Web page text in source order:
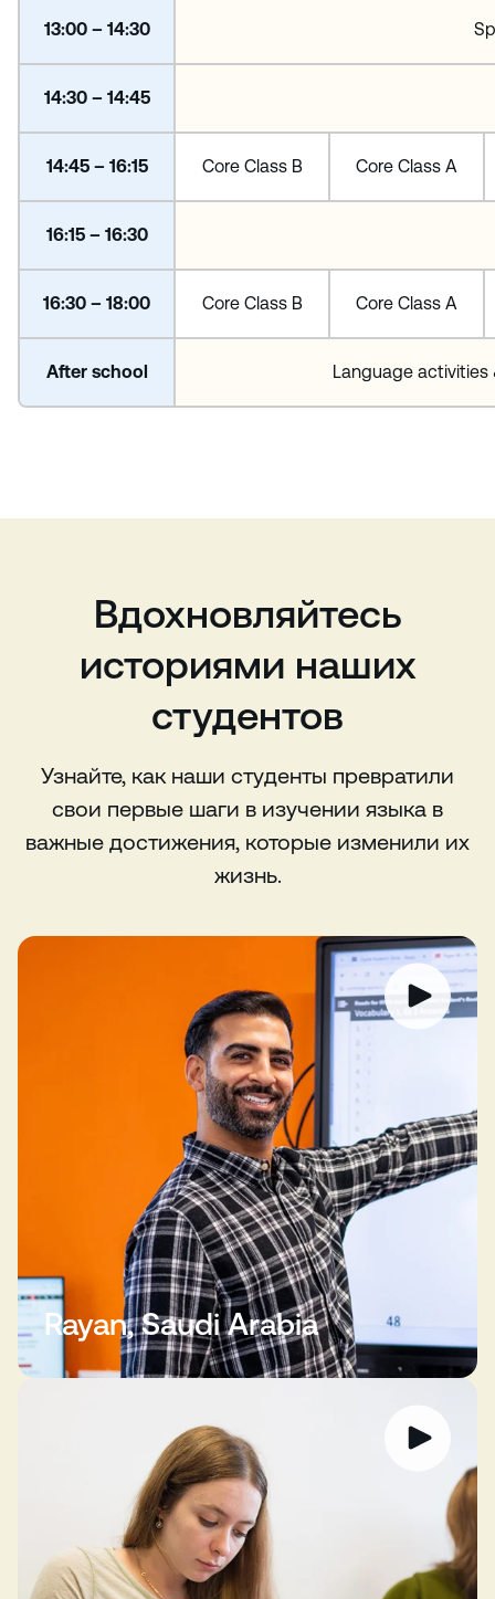
13:00 – 14:30
14:30 – 14:45
14:45 – 16:15 Core Class B Core Class A
16:15 – 16:30
16:30 – 18:00 Core Class B Core Class A
After school Language
Вдохновляйтесь
историями наших
студентов
Узнайте, как наши студенты превратили
свои первые шаги в изучении языка в
важные достижения, которые изменили их
жизнь.
Rayan, Saudi Arabia